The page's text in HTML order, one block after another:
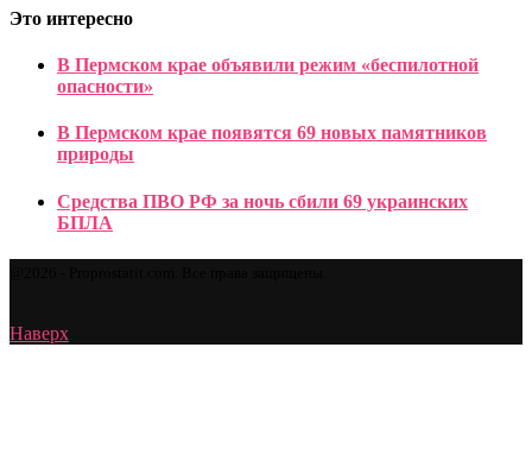
Это интересно
В Пермском крае объявили режим «беспилотной
опасности»
В Пермском крае появятся 69 новых памятников
природы
Средства ПВО РФ за ночь сбили 69 украинских
БПЛА
Наверх